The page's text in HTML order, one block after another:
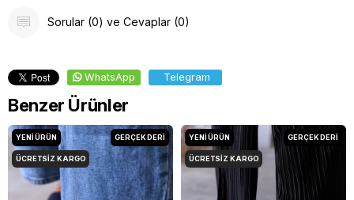
Sorular (0) ve Cevaplar (0)
WhatsApp Telegram
Benzer Ürünler
YENI ÜRÜN
ÜCRETSIZ KARGO
GERÇEK DERİ YENI ÜRÜN
ÜCRETSIZ KARGO
GERÇEK DERİ